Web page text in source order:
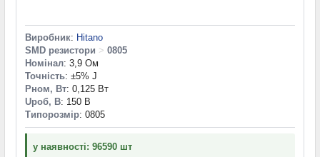
Виробник: Hitano
SMD резистори > 0805
Номінал: 3,9 Ом
Точність: ±5% J
Pном, Вт: 0,125 Вт
Uроб, В: 150 В
Типорозмір: 0805
у наявності: 96590 шт